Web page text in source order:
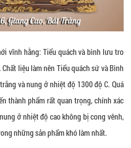
vĩnh hằng: Tiểu quách và bình lưu tro
liệu làm nên Tiểu quách sứ và Bình
và nung ở nhiệt độ 1300 độ C. Quá
thành phẩm rất quan trọng, chính xác
ở nhiệt độ cao không bị cong vênh,
những sản phẩm khó làm nhất.